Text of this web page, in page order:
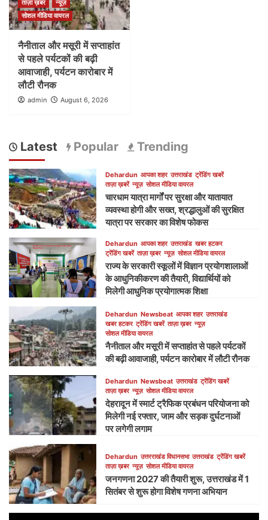
ताज़ा ख़बर
न्यूज़
सोशल मीडिया वायरल
नैनीताल और मसूरी में सप्ताहांत
से पहले पर्यटकों की बढ़ी
आवाजाही, पर्यटन कारोबार में
लौटी रौनक
admin August 6, 2026
Latest Popular Trending
Dehardun आपका शहर उत्तराखंड ट्रेंडिंग खबरें
ताज़ा ख़बरें न्यूज़ सोशल मीडिया वायरल
चारधाम यात्रा मार्गों पर सुरक्षा और यातायात
व्यवस्था होगी और सख्त, श्रद्धालुओं की सुरक्षित
यात्रा पर सरकार का विशेष फोकस
Dehardun आपका शहर उत्तराखंड खबर हटकर
ट्रेंडिंग खबरें ताज़ा ख़बर न्यूज़ सोशल मीडिया वायरल
राज्य के सरकारी स्कूलों में विज्ञान प्रयोगशालाओं
के आधुनिकीकरण की तैयारी, विद्यार्थियों को
मिलेगी आधुनिक प्रयोगात्मक शिक्षा
Dehardun Newsbeat आपका शहर उत्तराखंड
खबर हटकर ट्रेंडिंग खबरें ताज़ा ख़बर न्यूज़
सोशल मीडिया वायरल
नैनीताल और मसूरी में सप्ताहांत से पहले पर्यटकों
की बढ़ी आवाजाही, पर्यटन कारोबार में लौटी रौनक
Dehardun Newsbeat उत्तराखंड ट्रेंडिंग खबरें
ताज़ा ख़बर न्यूज़ सोशल मीडिया वायरल
देहरादून में स्मार्ट ट्रैफिक प्रबंधन परियोजना को
मिलेगी नई रफ्तार, जाम और सड़क दुर्घटनाओं
पर लगेगी लगाम
Dehardun उत्तरराखंड विधानसभा उत्तराखंड ट्रेंडिंग खबरें
ताज़ा ख़बर न्यूज़ सोशल मीडिया वायरल
जनगणना 2027 की तैयारी शुरू, उत्तराखंड में 1
सितंबर से शुरू होगा विशेष गणना अभियान